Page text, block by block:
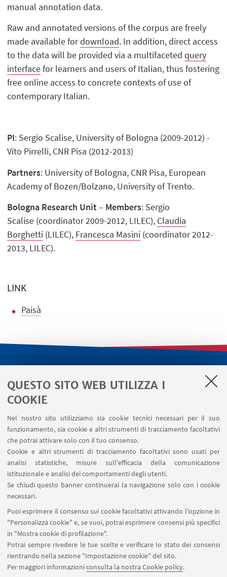
QUESTO SITO WEB UTILIZZA I
COOKIE
Nel nostro sito utilizziamo sia cookie tecnici necessari per il suo
funzionamento, sia cookie e altri strumenti di tracciamento facoltativi
che potrai attivare solo con il tuo consenso.
Cookie e altri strumenti di tracciamento facoltativi sono usati per
analisi statistiche, misure sull'efficacia della comunicazione
istituzionale e analisi dei comportamenti degli utenti.
Se chiudi questo banner continuerai la navigazione solo con i cookie
necessari.
Puoi esprimere il consenso sui cookie facoltativi attivando l'opzione in
"Personalizza cookie" e, se vuoi, potrai esprimere consensi più specifici
in "Mostra cookie di profilazione".
Potrai sempre rivedere le tue scelte e verificare lo stato dei consensi
rientrando nella sezione "Impostazione cookie" del sito.
Per maggiori informazioniconsulta la nostra Cookie policy.
manual annotation data.
Raw and annotated versions of the corpus are freely
made available fordownload. In addition, direct access
to the data will be provided via a multifacetedquery
interfacefor learners and users of Italian, thus fostering
free online access to concrete contexts of use of
contemporary Italian.
PI: Sergio Scalise, University of Bologna (2009-2012) -
Vito Pirrelli, CNR Pisa (2012-2013)
Partners: University of Bologna, CNR Pisa, European
Academy of Bozen/Bolzano, University of Trento.
Bologna Research Unit– Members: Sergio
Scalise (coordinator 2009-2012, LILEC), Claudia
Borghetti (LILEC), Francesca Masini (coordinator 2012-
2013, LILEC).
LINK
Paisà
Segnala un evento
Contatti
SEGUI IL DIPARTIMENTO SU:
SEGUI UNIBO SU:
APP: